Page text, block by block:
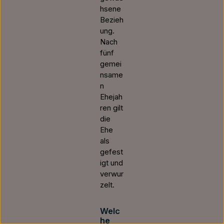
hsene
Bezieh
ung.
Nach
fünf
gemei
nsame
n
Ehejah
ren gilt
die
Ehe
als
gefest
igt und
verwur
zelt.
Welc
he